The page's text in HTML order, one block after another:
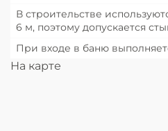
В строительстве
6 м, поэтому допускается
При входе в баню
На карте